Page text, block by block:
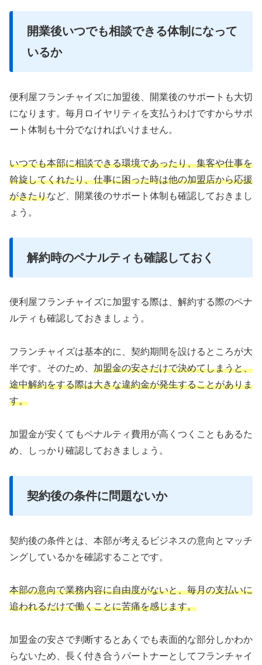
開業後いつでも相談できる体制になって
いるか
便利屋フランチャイズに加盟後、開業後のサポートも大切
になります。毎月ロイヤリティを支払うわけですからサポ
ート体制も十分でなければいけません。
いつでも本部に相談できる環境であったり、集客や仕事を
斡旋してくれたり、仕事に困った時は他の加盟店から応援
がきたりなど、開業後のサポート体制も確認しておきまし
ょう。
解約時のペナルティも確認しておく
便利屋フランチャイズに加盟する際は、解約する際のペナ
ルティも確認しておきましょう。
フランチャイズは基本的に、契約期間を設けるところが大
半です。そのため、 加盟金の安さだけで決めてしまうと、
途中解約をする際は大きな違約金が発生することがありま
す。
加盟金が安くてもペナルティ費用が高くつくこともあるた
め、しっかり確認しておきましょう。
契約後の条件に問題ないか
契約後の条件とは、本部が考えるビジネスの意向とマッチ
ングしているかを確認することです。
本部の意向で業務内容に自由度がないと、毎月の支払いに
追われるだけで働くことに苦痛を感じます。
加盟金の安さで判断するとあくでも表面的な部分しかわか
らないため、長く付き合うパートナーとしてフランチャイ